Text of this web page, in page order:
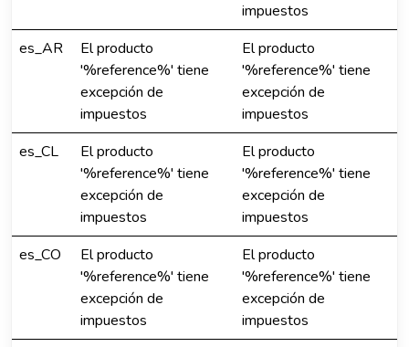
impuestos
es_AR
El producto
'%reference%' tiene
excepción de
impuestos
El producto
'%reference%' tiene
excepción de
impuestos
es_CL
El producto
'%reference%' tiene
excepción de
impuestos
El producto
'%reference%' tiene
excepción de
impuestos
es_CO
El producto
'%reference%' tiene
excepción de
impuestos
El producto
'%reference%' tiene
excepción de
impuestos